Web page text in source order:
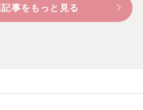
事をもっと見る